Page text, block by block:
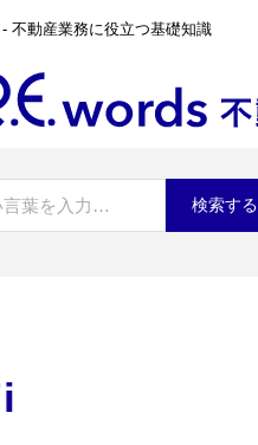
不動産業務に役立つ基礎知識
検索する